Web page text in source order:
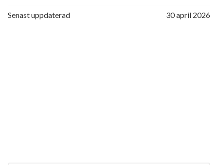
Senast uppdaterad 30 april 2026